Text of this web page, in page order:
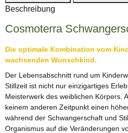
Beschreibung
Cosmoterra
Die optimale Kombination vom
wachsenden Wunschkind.
Der Lebensabschnitt rund um
Stillzeit ist nicht nur einzigartiges
Meisterwerk des weiblichen Körpers.
keinem anderen Zeitpunkt einen
während der Schwangerschaft und
Organismus auf die Veränderungen